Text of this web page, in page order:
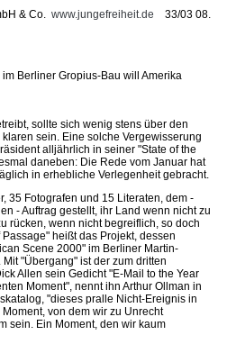
& Co. www.jungefreiheit.de 33/03 08.
Berliner Gropius-Bau will Amerika
sollte sich wenig stens über den
sein. Eine solche Vergewisserung
alljährlich in seiner "State of the
daneben: Die Rede vom Januar hat
in erhebliche Verlegenheit gebracht.
35 Fotografen und 15 Literaten, dem -
- Auftrag gestellt, ihr Land wenn nicht zu
rücken, wenn nicht begreiflich, so doch
heißt das Projekt, dessen
Scene 2000" im Berliner Martin-
"Übergang" ist der zum dritten
Allen sein Gedicht "E-Mail to the Year
Moment", nennt ihn Arthur Ollman in
"dieses pralle Nicht-Ereignis in
von dem wir zu Unrecht
sein. Ein Moment, den wir kaum